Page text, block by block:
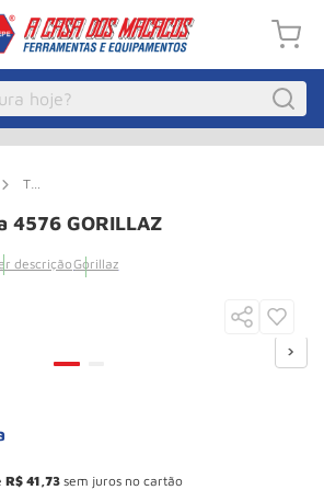
hoje?
Torneira
4576
GORILLAZ
4576 GORILLAZ
descriçãoGorillaz
R$ 41 73 sem juros no cartão